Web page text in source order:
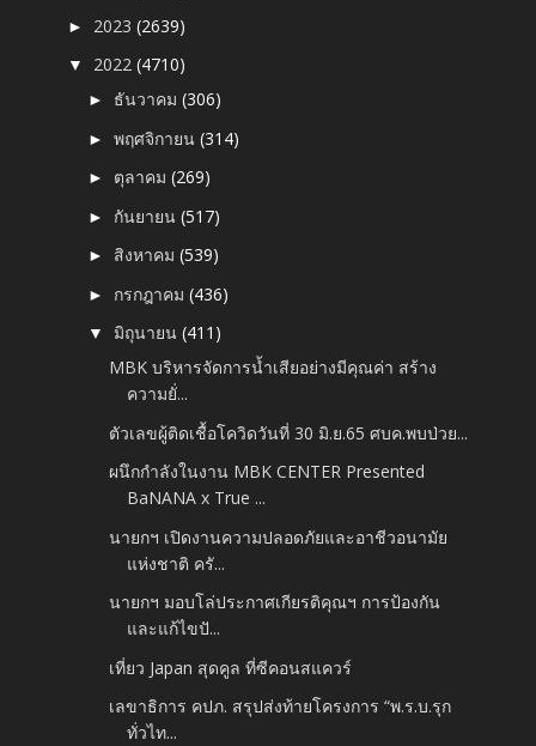
► 2023(2639)
▼ 2022(4710)
► ธันวาคม(306)
►พฤศจิกายน(314)
► ตุลาคม(269)
► กันยายน(517)
► สิงหาคม(539)
► กรกฎาคม(436)
▼ มิถุนายน(411)
MBK บริหารจัดการน้ำเสียอย่างมีคุณค่า สร้าง
ความยั่...
ตัวเลขผู้ติดเชื้อโควิดวันที่ 30 มิ.ย.65 ศบค.พบป่วย...
ผนึกกำลังในงาน MBK CENTER Presented
BaNANA x True ...
นายกฯ เปิดงานความปลอดภัยและอาชีวอนามัย
แห่งชาติ ครั...
นายกฯ มอบโล่ประกาศเกียรติคุณฯ การป้องกัน
และแก้ไขปั...
เที่ยว Japan สุดคูล ที่ซีคอนสแควร์
เลขาธิการ คปภ. สรุปส่งท้ายโครงการ “พ.ร.บ.รุก
ทั่วไท...